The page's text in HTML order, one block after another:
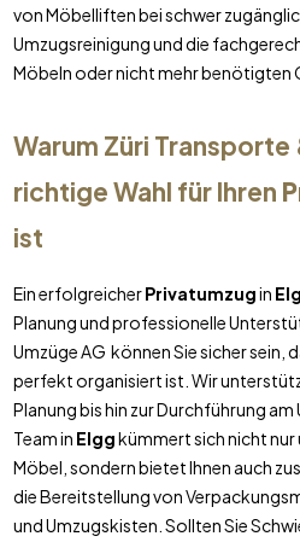
von Möbelliften bei schwer
Umzugsreinigung und die
Möbeln oder nicht mehr benötigten
Warum Züri Transporte
richtige Wahl für Ihren
ist
Ein erfolgreicherPrivatumzugin
Planung und professionelle
Umzüge AG können Sie sicher sein,
perfekt organisiert ist. Wir
Planung bis hin zur Durchführung
Team in Elggkümmert sich nicht nur
Möbel, sondern bietet Ihnen auch
die Bereitstellung von
und Umzugskisten. Sollten Sie